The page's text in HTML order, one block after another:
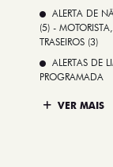
ALERTA DE
(5) -
TRASEIROS (3)
ALERTAS DE
PROGRAMADA
VER MAIS